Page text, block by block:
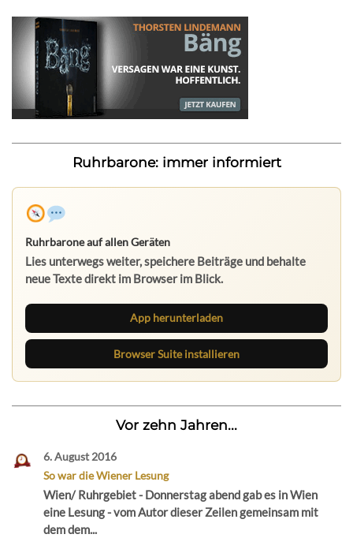
Ruhrbarone: immer informiert
Ruhrbarone auf allen Geräten
Lies unterwegs weiter, speichere Beiträge und behalte
neue Texte direkt im Browser im Blick.
App herunterladen
Browser Suite installieren
Vor zehn Jahren...
6. August 2016
So war die Wiener Lesung
Wien/ Ruhrgebiet - Donnerstag abend gab es in Wien
eine Lesung - vom Autor dieser Zeilen gemeinsam mit
dem dem...